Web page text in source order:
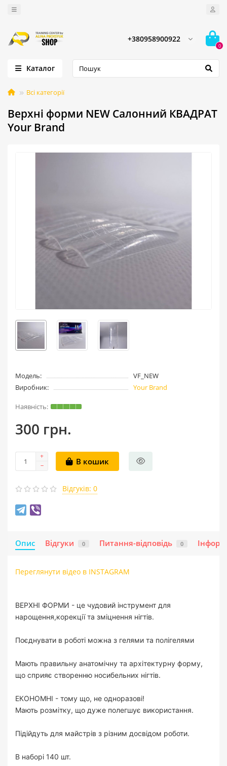
+380958900922
0
Каталог
Всі категорії
Верхні форми NEW Салонний КВАДРАТ
Your Brand
Модель:
VF_NEW
Виробник:
Your Brand
300 грн.
В кошик
Відгуків: 0
Опис Відгуки 0 Питання-відповідь 0
Переглянути відео в INSTAGRAM
ВЕРХНІ ФОРМИ - це чудовий інструмент для
нарощення,корекції та зміцнення нігтів.
Поєднувати в роботі можна з гелями та полігелями
Мають правильну анатомічну та архітектурну форму,
що сприяє створенню носибельних нігтів.
ЕКОНОМНІ - тому що, не одноразові!
Мають розмітку, що дуже полегшує використання.
Підійдуть для майстрів з різним досвідом роботи.
В наборі 140 шт.